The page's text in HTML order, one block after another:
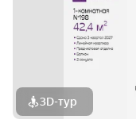
3D-тур